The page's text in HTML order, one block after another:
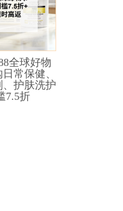
全球好物
常保健、
护肤洗护
7.5折